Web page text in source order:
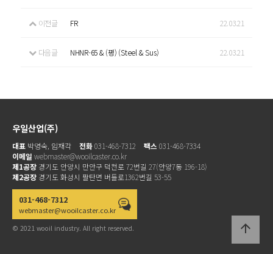
이전글 FR 22.03.21
다음글 NHNR-65 & (평) (Steel & Sus) 22.03.21
우일산업(주)
대표 박영숙, 임재각 전화031-468-7312 팩스 031-468-7334
이메일 webmaster@wooilcaster.co.kr
제1공장 경기도 안양시 만안구 덕천로 72번길 27(안양7동 196-18)
제2공장 경기도 화성시 팔탄면 버들로1362번길 53-55
031-468-7312
webmaster@wooilcaster.co.kr
© 2021 wooil industry. All right reserved. arrow_upward